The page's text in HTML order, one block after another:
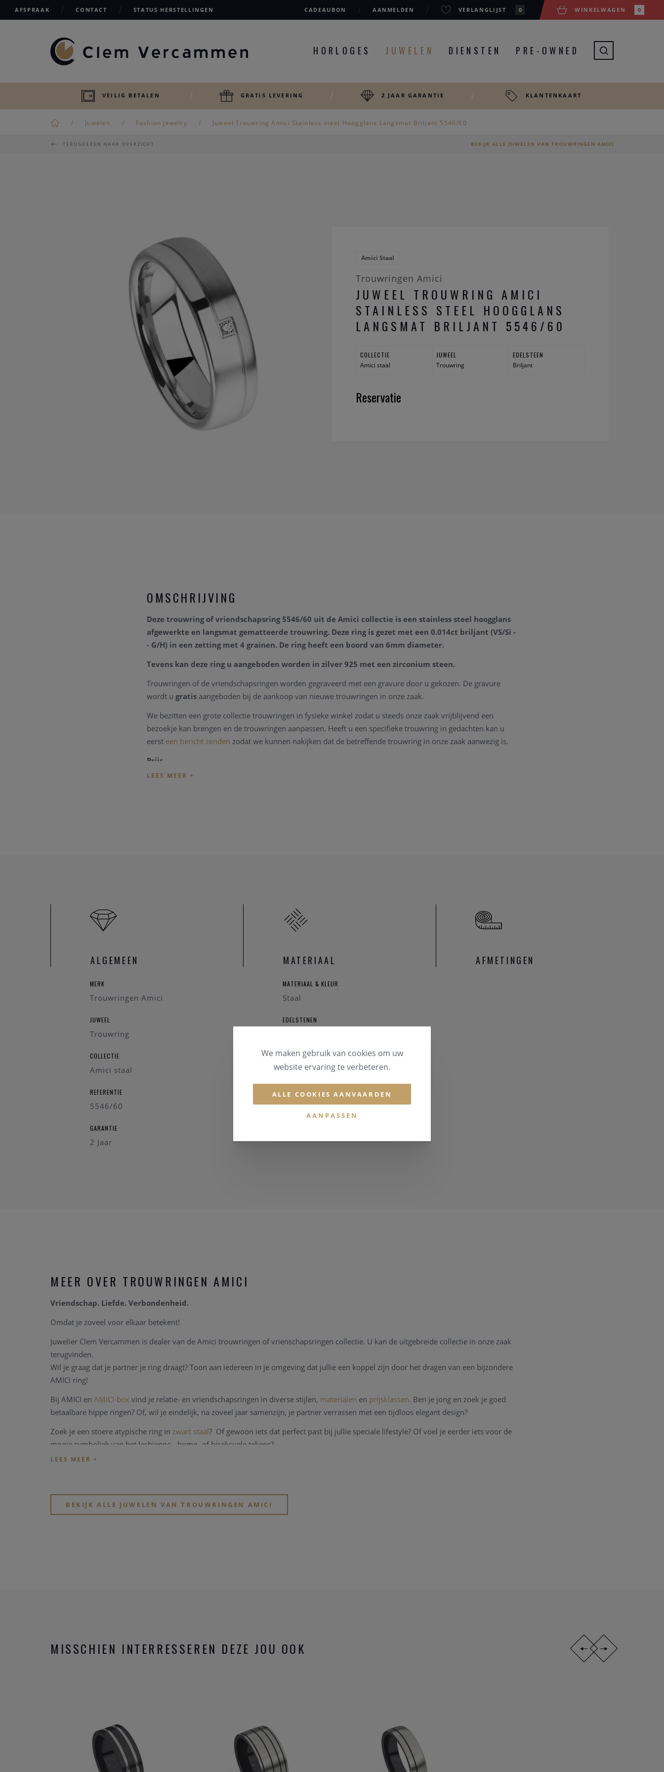
AFSPRAAK CONTACT STATUS HERSTELLINGEN CADEAUBON AANMELDEN VERLANGLIJST 0 WINKELWAGEN 0
HORLOGES JUWELEN DIENSTEN PRE-OWNED
VEILIG BETALEN GRATIS LEVERING 2 JAAR GARANTIE KLANTENKAART
Juwelen Fashion jewelry Juweel Trouwring Amici Stainless steel Hoogglans Langsmat Briljant 5546/60
TERUGKEREN NAAR OVERZICHT BEKIJK ALLE JUWELEN VAN TROUWRINGEN AMICI
Amici Staal
Trouwringen Amici
JUWEEL TROUWRING AMICI
STAINLESS STEEL HOOGGLANS
LANGSMAT BRILJANT 5546/60
COLLECTIE
Amici staal
JUWEEL
Trouwring
EDELSTEEN
Briljant
Reservatie
OMSCHRIJVING
Deze trouwring of vriendschapsring 5546/60 uit de Amici collectie is een stainless steel hoogglans
afgewerkte en langsmat gematteerde trouwring. Deze ring is gezet met een 0.014ct briljant (VS/Si -
- G/H) in een zetting met 4 grainen. De ring heeft een boord van 6mm diameter.
Tevens kan deze ring u aangeboden worden in zilver 925 met een zirconium steen.
Trouwringen of de vriendschapsringen worden gegraveerd met een gravure door u gekozen. De gravure
wordt u gratis aangeboden bij de aankoop van nieuwe trouwringen in onze zaak.
We bezitten een grote collectie trouwringen in fysieke winkel zodat u steeds onze zaak vrijblijvend een
bezoekje kan brengen en de trouwringen aanpassen. Heeft u een specifieke trouwring in gedachten kan u
eerst een bericht zenden zodat we kunnen nakijken dat de betreffende trouwring in onze zaak aanwezig is.
Prijs
De prijzen van de trouwringen volgen de dag (goud) prijs en schommelen regelmatig. U kan de correcte
Wil je graag dat je partner je ring draagt? Toon aan iedereen in je omgeving dat jullie een koppel zijn door het
zoek je goed betaalbare hippe ringen? Of, wil je eindelijk, na zoveel jaar samenzijn, je partner verrassen met
ALGEMEEN
MERK
Trouwringen Amici
JUWEEL
Trouwring
COLLECTIE
Amici staal
REFERENTIE
5546/60
GARANTIE
2 Jaar
MATERIAAL
MATERIAAL & KLEUR
Staal
EDELSTENEN
AFMETINGEN
MEER OVER TROUWRINGEN AMICI
Vriendschap. Liefde. Verbondenheid.
Omdat je zoveel voor elkaar betekent!
Juwelier Clem Vercammen is dealer van de Amici trouwringen of vrienschapsringen collectie. U kan de uitgebreide collectie in onze zaak
terugvinden.
Wil je graag dat je partner je ring draagt? Toon aan iedereen in je omgeving dat jullie een koppel zijn door het dragen van een bijzondere
AMICI ring!
Bij AMICI en AMICI-box vind je relatie- en vriendschapsringen in diverse stijlen, materialen en prijsklassen. Ben je jong en zoek je goed
betaalbare hippe ringen? Of, wil je eindelijk, na zoveel jaar samenzijn, je partner verrassen met een tijdloos elegant design?
Zoek je een stoere atypische ring in zwart staal? Of gewoon iets dat perfect past bij jullie speciale lifestyle? Of voel je eerder iets voor de
mooie symboliek van het lesbienne-, homo- of biseksuele tekens?
BEKIJK ALLE JUWELEN VAN TROUWRINGEN AMICI
MISSCHIEN INTERRESSEREN DEZE JOU OOK
We maken gebruik van cookies om uw
website ervaring te verbeteren.
ALLE COOKIES AANVAARDEN
AANPASSEN